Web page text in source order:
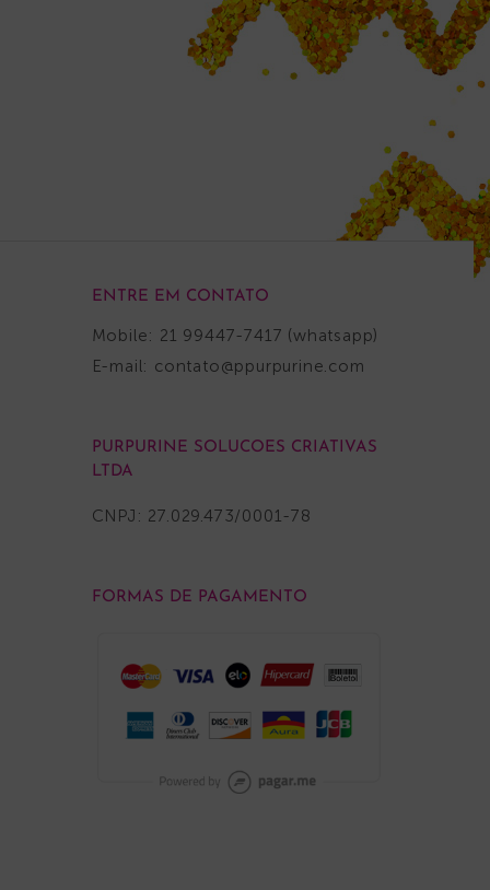
ENTRE EM CONTATO
Mobile: 21 99447-7417 (whatsapp)
E-mail: contato@ppurpurine.com
PURPURINE SOLUCOES CRIATIVAS
LTDA
CNPJ: 27.029.473/0001-78
FORMAS DE PAGAMENTO